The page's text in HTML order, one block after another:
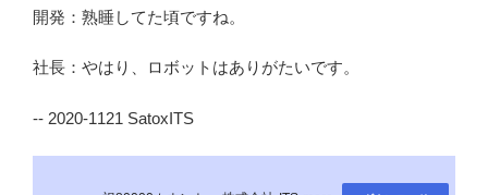
開発：熟睡してた頃ですね。
社長：やはり、ロボットはありがたいです。
-- 2020-1121 SatoxITS